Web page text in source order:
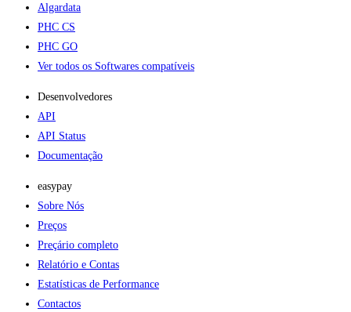
Algardata
PHC CS
PHC GO
Ver todos os Softwares compatíveis
Desenvolvedores
API
API Status
Documentação
easypay
Sobre Nós
Preços
Preçário completo
Relatório e Contas
Estatísticas de Performance
Contactos